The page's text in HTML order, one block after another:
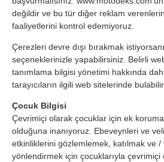
değildir ve bu tür diğer reklam
faaliyetlerini kontrol edemiyoruz.
Çerezleri devre dışı bırakmak
seçeneklerinizle yapabilirsiniz. Belirli
tanımlama bilgisi yönetimi hakkında
tarayıcıların ilgili web sitelerinde
Çocuk Bilgisi
Çevrimiçi olarak çocuklar için ek
olduğuna inanıyoruz. Ebeveynleri ve
etkinliklerini gözlemlemek, katılmak ve
yönlendirmek için çocuklarıyla